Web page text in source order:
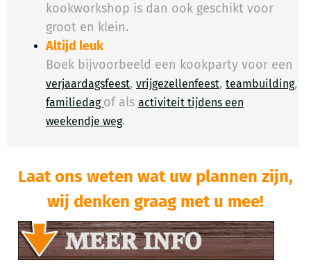
kookworkshop is dan ook geschikt voor
groot en klein.
Altijd leuk
Boek bijvoorbeeld een kookparty voor een
verjaardagsfeest, vrijgezellenfeest, teambuilding,
familiedag of als activiteit tijdens een
weekendje weg.
Laat ons weten wat uw plannen zijn,
wij denken graag met u mee!​